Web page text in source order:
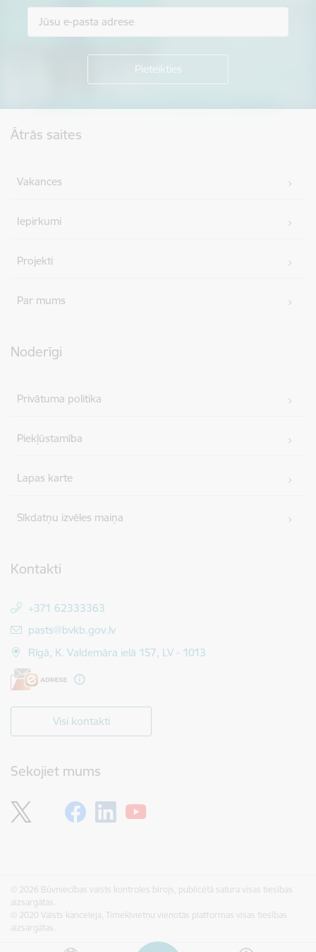
Ātrās saites
Vakances
Iepirkumi
Projekti
Par mums
Noderīgi
Privātuma politika
Piekļūstamība
Lapas karte
Sīkdatņu izvēles maiņa
Kontakti
+371 62333363
E-pasts:
pasts@bvkb.gov.lv
Rīgā, K. Valdemāra ielā 157, LV - 1013
Visi kontakti
Sekojiet mums
© 2026 Būvniecības valsts kontroles birojs, publicētā satura visas tiesības
aizsargātas.
© 2020 Valsts kanceleja, Tīmekļvietņu vienotās platformas visas tiesības
aizsargātas.